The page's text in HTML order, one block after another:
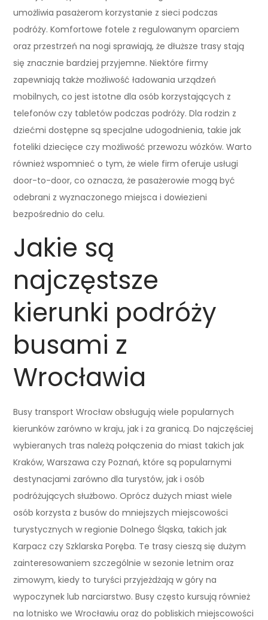
umożliwia pasażerom korzystanie z sieci podczas
podróży. Komfortowe fotele z regulowanym oparciem
oraz przestrzeń na nogi sprawiają, że dłuższe trasy stają
się znacznie bardziej przyjemne. Niektóre firmy
zapewniają także możliwość ładowania urządzeń
mobilnych, co jest istotne dla osób korzystających z
telefonów czy tabletów podczas podróży. Dla rodzin z
dziećmi dostępne są specjalne udogodnienia, takie jak
foteliki dziecięce czy możliwość przewozu wózków. Warto
również wspomnieć o tym, że wiele firm oferuje usługi
door-to-door, co oznacza, że pasażerowie mogą być
odebrani z wyznaczonego miejsca i dowiezieni
bezpośrednio do celu.
Jakie są
najczęstsze
kierunki podróży
busami z
Wrocławia
Busy transport Wrocław obsługują wiele popularnych
kierunków zarówno w kraju, jak i za granicą. Do najczęściej
wybieranych tras należą połączenia do miast takich jak
Kraków, Warszawa czy Poznań, które są popularnymi
destynacjami zarówno dla turystów, jak i osób
podróżujących służbowo. Oprócz dużych miast wiele
osób korzysta z busów do mniejszych miejscowości
turystycznych w regionie Dolnego Śląska, takich jak
Karpacz czy Szklarska Poręba. Te trasy cieszą się dużym
zainteresowaniem szczególnie w sezonie letnim oraz
zimowym, kiedy to turyści przyjeżdżają w góry na
wypoczynek lub narciarstwo. Busy często kursują również
na lotnisko we Wrocławiu oraz do pobliskich miejscowości